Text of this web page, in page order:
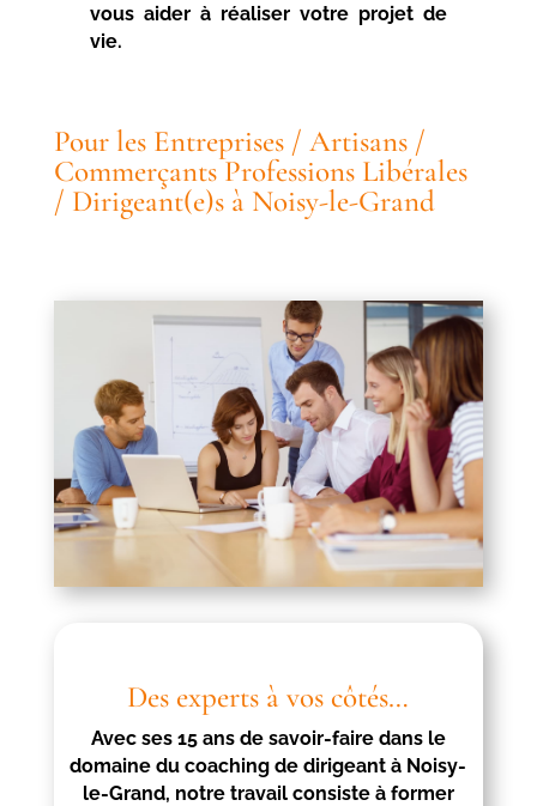
vous aider à réaliser votre projet de
vie.
Pour les Entreprises / Artisans /
Commerçants Professions Libérales
/ Dirigeant(e)s à Noisy-le-Grand
Des experts à vos côtés…
Avec ses 15 ans de savoir-faire dans le
domaine du coaching de dirigeant à Noisy-
le-Grand, notre travail consiste à former